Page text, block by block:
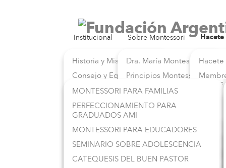
Institucional
Historia y Misión
Consejo y Equipo
¿Por qué Montessori?
¿Qué ofrecemos?
FAMM y AMI
FAMM y UCA
Nuestra Sede
Hacenos tu Consulta
Sobre Montessori
Dra. María Montessori
Principios Montessori
Método Montessori
Mapa Montessori
Libros de la Dra.
Montessori
Lecturas Recomendadas
Preguntas Frecuentes
Hacete
GUÍAS
TALLERES Y SEMINARIOS
MONTESSORI PARA FAMILIAS
PERFECCIONAMIENTO PARA
GRADUADOS AMI
MONTESSORI PARA EDUCADORES
SEMINARIO SOBRE ADOLESCENCIA
CATEQUESIS DEL BUEN PASTOR